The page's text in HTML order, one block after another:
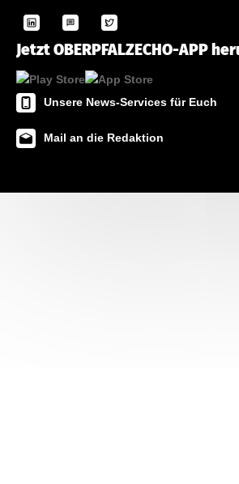
Jetzt OBERPFALZECHO-APP
Unsere News-Services für Euch
Mail an die Redaktion